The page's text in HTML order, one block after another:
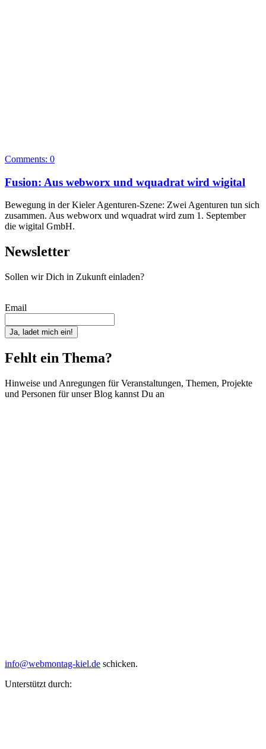
Comments: 0
Fusion: Aus webworx und wquadrat wird wigital
Bewegung in der Kieler Agenturen-Szene: Zwei Agenturen tun sich
zusammen. Aus webworx und wquadrat wird zum 1. September
die wigital GmbH.
Newsletter
Sollen wir Dich in Zukunft einladen?
Email
Ja, ladet mich ein!
Fehlt ein Thema?
Hinweise und Anregungen für Veranstaltungen, Themen, Projekte
und Personen für unser Blog kannst Du an
info@webmontag-kiel.de schicken.
Unterstützt durch: